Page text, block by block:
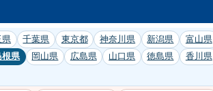
県 千葉県 東京都 神奈川県 新潟県 富山県
根県 岡山県 広島県 山口県 徳島県 香川県